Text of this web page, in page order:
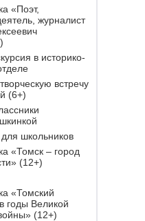
«Поэт,
журналист
в историко-
встречу
(6+)
школьников
«Томск – город
(12+)
«Томский
годы Великой
(12+)